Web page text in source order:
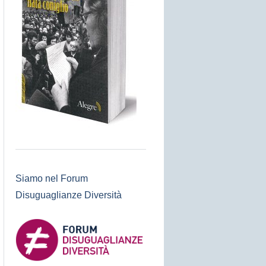
Siamo nel Forum
Disuguaglianze Diversità